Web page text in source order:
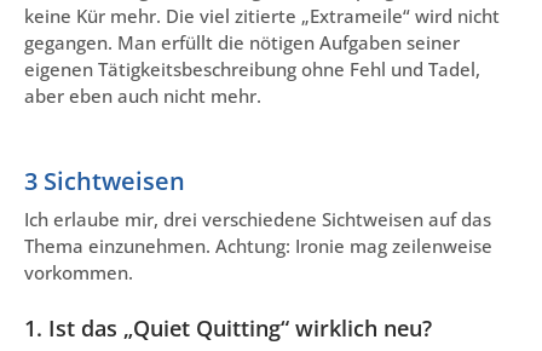
keine Kür mehr. Die viel zitierte „Extrameile“ wird nicht
gegangen. Man erfüllt die nötigen Aufgaben seiner
eigenen Tätigkeitsbeschreibung ohne Fehl und Tadel,
aber eben auch nicht mehr.
3 Sichtweisen
Ich erlaube mir, drei verschiedene Sichtweisen auf das
Thema einzunehmen. Achtung: Ironie mag zeilenweise
vorkommen.
1. Ist das „Quiet Quitting“ wirklich neu?